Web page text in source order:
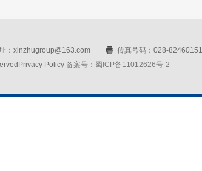
：xinzhugroup@163.com
传真号码：028-82460151
Policy 备案号：蜀ICP备11012626号-2